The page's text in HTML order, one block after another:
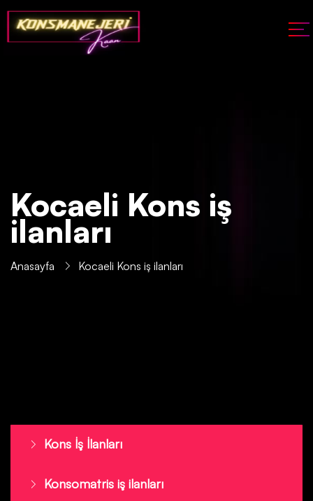
Kocaeli Kons iş
ilanları
Anasayfa Kocaeli Kons iş ilanları
Kons İş İlanları
Konsomatris iş ilanları